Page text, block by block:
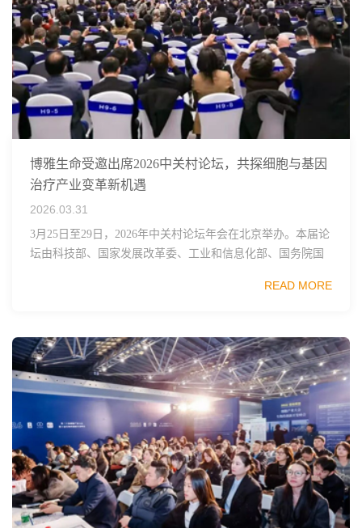
博雅生命受邀出席2026中关村论坛，共探细胞与基因
治疗产业变革新机遇
2026.03.31
3月25日至29日，2026年中关村论坛年会在北京举办。本届论
坛由科技部、国家发展改革委、工业和信息化部、国务院国
READ MORE